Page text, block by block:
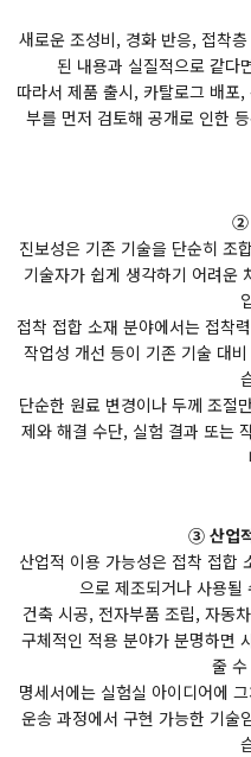
새로운 조성비, 경화 반응, 접착
된 내용과 실질적으로 같다
따라서 제품 출시, 카탈로그 배포
부를 먼저 검토해 공개로 인한
②
진보성은 기존 기술을 단순히 조
기술자가 쉽게 생각하기 어려운
접착 접합 소재 분야에서는 접착
작업성 개선 등이 기존 기술 대
단순한 원료 변경이나 두께 조절
제와 해결 수단, 실험 결과 또는
③ 산업
산업적 이용 가능성은 접착 접합
으로 제조되거나 사용될
건축 시공, 전자부품 조립, 자동
구체적인 적용 분야가 분명하면
줄
명세서에는 실험실 아이디어에
운송 과정에서 구현 가능한 기술